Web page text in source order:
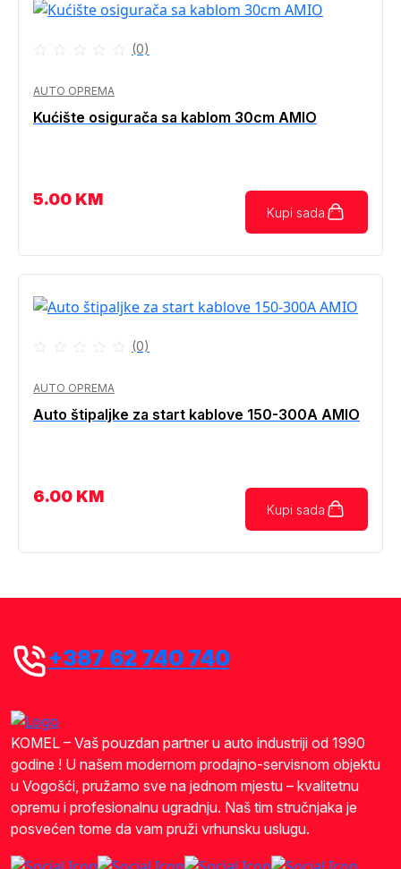
(0)
AUTO OPREMA
Kućište osigurača sa kablom 30cm AMIO
5.00 KM
Kupi sada
(0)
AUTO OPREMA
Auto štipaljke za start kablove 150-300A AMIO
6.00 KM
Kupi sada
+387 62 740 740
KOMEL – Vaš pouzdan partner u auto industriji od 1990
godine ! U našem modernom prodajno-servisnom objektu
u Vogošći, pružamo sve na jednom mjestu – kvalitetnu
opremu i profesionalnu ugradnju. Naš tim stručnjaka je
posvećen tome da vam pruži vrhunsku uslugu.